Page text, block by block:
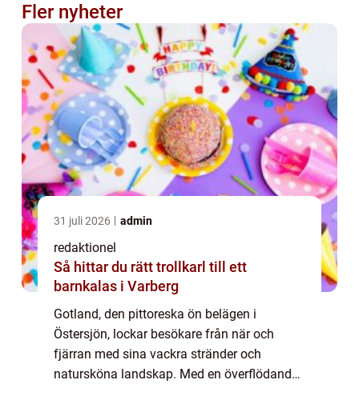
Fler nyheter
31 juli 2026 admin
redaktionel
Så hittar du rätt trollkarl till ett
barnkalas i Varberg
Gotland, den pittoreska ön belägen i
Östersjön, lockar besökare från när och
fjärran med sina vackra stränder och
natursköna landskap. Med en överflödande